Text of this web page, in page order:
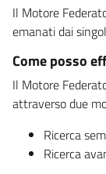
Il Motore
emanati dai
Come posso
Il Motore
attraverso due
Ricerca
Ricerca